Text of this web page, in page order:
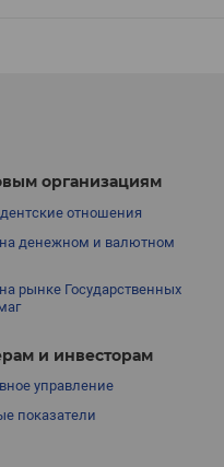
организациям
отношения
денежном и валютном
рынке Государственных
и инвесторам
управление
показатели